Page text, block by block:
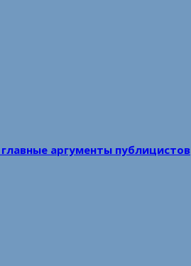
аргументы публицистов